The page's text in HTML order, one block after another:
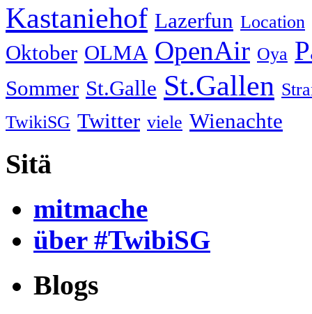
Kastaniehof Lazerfun Location
Oktober OLMA OpenAir Oya
Sommer St.Galle St.Gallen
TwikiSG Twitter viele Wienachte
Sitä
mitmache
über #TwibiSG
Blogs